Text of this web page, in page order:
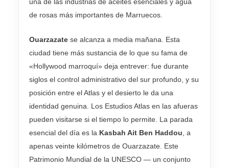
de rosas más importantes de Marruecos.
Ouarzazate se alcanza a media mañana. Esta
ciudad tiene más sustancia de lo que su fama de
«Hollywood marroquí» deja entrever: fue durante
siglos el control administrativo del sur profundo, y su
posición entre el Atlas y el desierto le da una
identidad genuina. Los Estudios Atlas en las afueras
pueden visitarse si el tiempo lo permite. La parada
esencial del día es la Kasbah Ait Ben Haddou, a
apenas veinte kilómetros de Ouarzazate. Este
Patrimonio Mundial de la UNESCO — un conjunto